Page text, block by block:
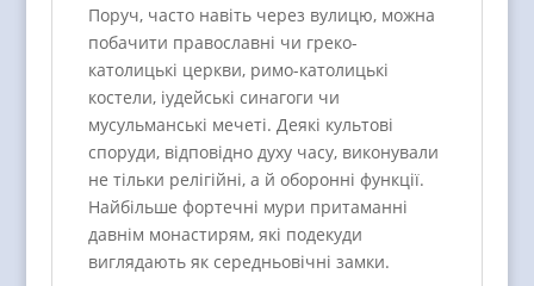
Поруч, часто навіть через вулицю, можна
побачити православні чи греко-
католицькі церкви, римо-католицькі
костели, іудейські синагоги чи
мусульманські мечеті. Деякі культові
споруди, відповідно духу часу, виконували
не тільки релігійні, а й оборонні функції.
Найбільше фортечні мури притаманні
давнім монастирям, які подекуди
виглядають як середньовічні замки.